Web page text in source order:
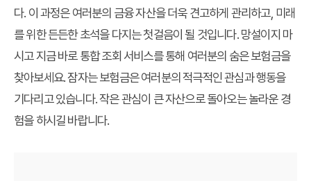
다. 이 과정은 여러분의 금융 자산을 더욱 견고하게 관리하고, 미래
를 위한 든든한 초석을 다지는 첫걸음이 될 것입니다. 망설이지 마
시고 지금 바로 통합 조회 서비스를 통해 여러분의 숨은 보험금을
찾아보세요. 잠자는 보험금은 여러분의 적극적인 관심과 행동을
기다리고 있습니다. 작은 관심이 큰 자산으로 돌아오는 놀라운 경
험을 하시길 바랍니다.